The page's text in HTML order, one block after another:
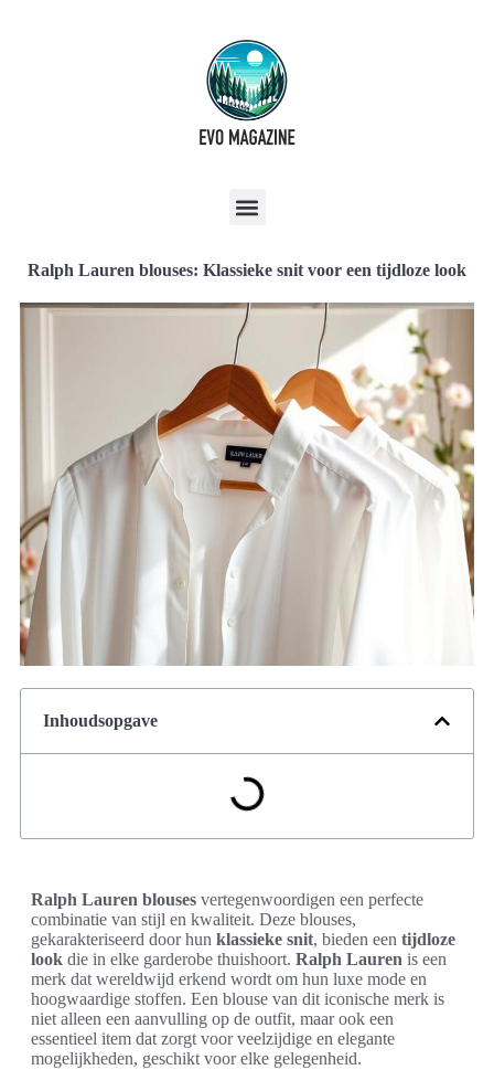
Ralph Lauren blouses: Klassieke snit voor een tijdloze look
Inhoudsopgave
Ralph Lauren blouses vertegenwoordigen een perfecte
combinatie van stijl en kwaliteit. Deze blouses,
gekarakteriseerd door hun klassieke snit, bieden een tijdloze
look die in elke garderobe thuishoort. Ralph Lauren is een
merk dat wereldwijd erkend wordt om hun luxe mode en
hoogwaardige stoffen. Een blouse van dit iconische merk is
niet alleen een aanvulling op de outfit, maar ook een
essentieel item dat zorgt voor veelzijdige en elegante
mogelijkheden, geschikt voor elke gelegenheid.